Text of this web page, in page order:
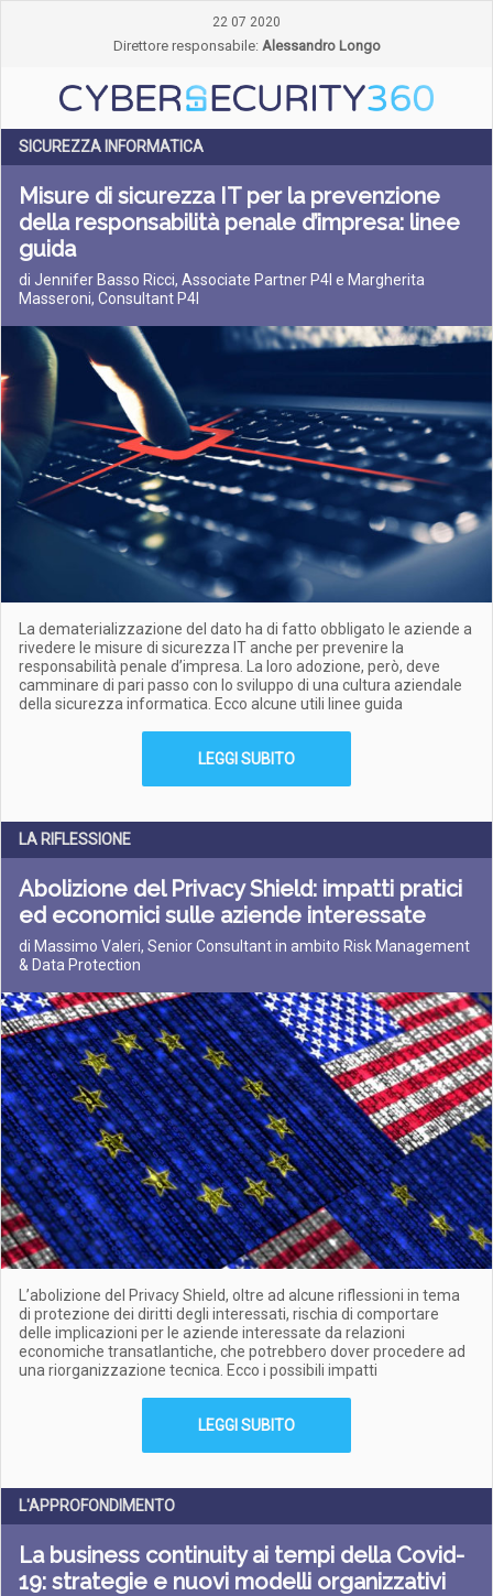
22 07 2020
Direttore responsabile: Alessandro Longo
SICUREZZA INFORMATICA
Misure di sicurezza IT per la prevenzione
della responsabilità penale d’impresa: linee
guida
di Jennifer Basso Ricci, Associate Partner P4I e Margherita
Masseroni, Consultant P4I
La dematerializzazione del dato ha di fatto obbligato le aziende a
rivedere le misure di sicurezza IT anche per prevenire la
responsabilità penale d’impresa. La loro adozione, però, deve
camminare di pari passo con lo sviluppo di una cultura aziendale
della sicurezza informatica. Ecco alcune utili linee guida
LEGGI SUBITO
LA RIFLESSIONE
Abolizione del Privacy Shield: impatti pratici
ed economici sulle aziende interessate
di Massimo Valeri, Senior Consultant in ambito Risk Management
& Data Protection
L’abolizione del Privacy Shield, oltre ad alcune riflessioni in tema
di protezione dei diritti degli interessati, rischia di comportare
delle implicazioni per le aziende interessate da relazioni
economiche transatlantiche, che potrebbero dover procedere ad
una riorganizzazione tecnica. Ecco i possibili impatti
LEGGI SUBITO
L'APPROFONDIMENTO
La business continuity ai tempi della Covid-
19: strategie e nuovi modelli organizzativi